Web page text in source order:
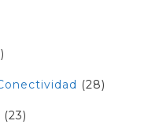
(28)
(23)